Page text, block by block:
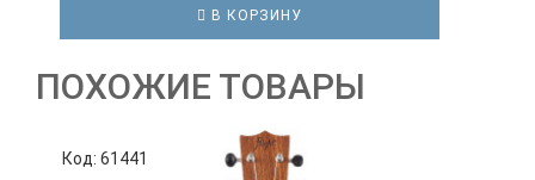
В КОРЗИНУ
ПОХОЖИЕ ТОВАРЫ
Код: 61441